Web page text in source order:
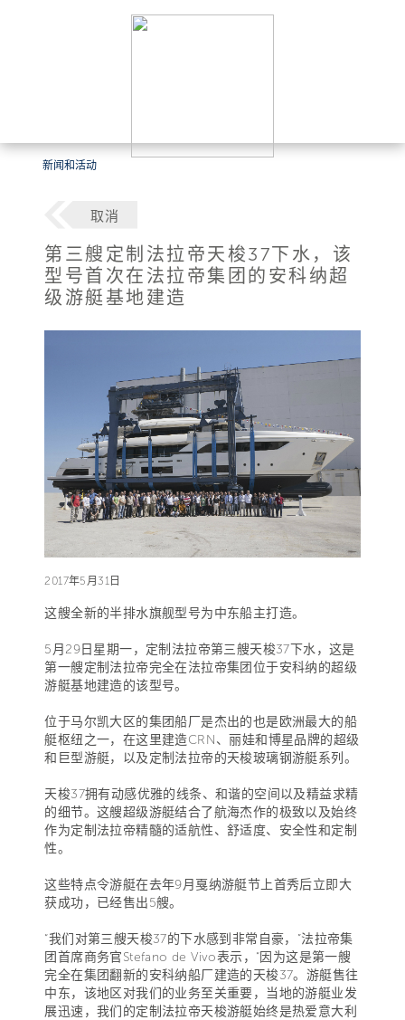
新闻和活动
取消
第三艘定制法拉帝天梭37下水，该
型号首次在法拉帝集团的安科纳超
级游艇基地建造
2017年5月31日
这艘全新的半排水旗舰型号为中东船主打造。
5月29日星期一，定制法拉帝第三艘天梭37下水，这是
第一艘定制法拉帝完全在法拉帝集团位于安科纳的超级
游艇基地建造的该型号。
位于马尔凯大区的集团船厂是杰出的也是欧洲最大的船
艇枢纽之一，在这里建造CRN、丽娃和博星品牌的超级
和巨型游艇，以及定制法拉帝的天梭玻璃钢游艇系列。
天梭37拥有动感优雅的线条、和谐的空间以及精益求精
的细节。这艘超级游艇结合了航海杰作的极致以及始终
作为定制法拉帝精髓的适航性、舒适度、安全性和定制
性。
这些特点令游艇在去年9月戛纳游艇节上首秀后立即大
获成功，已经售出5艘。
“我们对第三艘天梭37的下水感到非常自豪，”法拉帝集
团首席商务官Stefano de Vivo表示，“因为这是第一艘
完全在集团翻新的安科纳船厂建造的天梭37。游艇售往
中东，该地区对我们的业务至关重要，当地的游艇业发
展迅速，我们的定制法拉帝天梭游艇始终是热爱意大利